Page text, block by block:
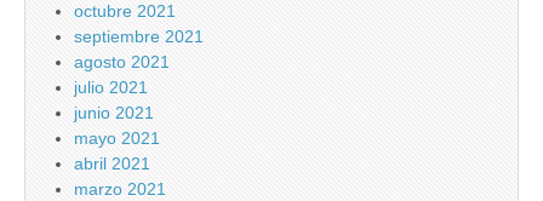
octubre 2021
septiembre 2021
agosto 2021
julio 2021
junio 2021
mayo 2021
abril 2021
marzo 2021